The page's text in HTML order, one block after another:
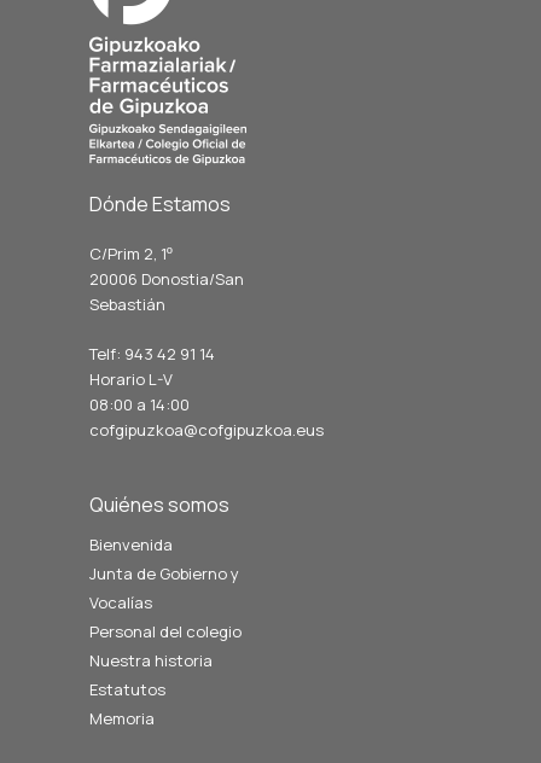
Dónde Estamos
C/Prim 2, 1º
20006 Donostia/San
Sebastián
Telf: 943 42 91 14
Horario L-V
08:00 a 14:00
cofgipuzkoa@cofgipuzkoa.eus
Quiénes somos
Bienvenida
Junta de Gobierno y
Vocalías
Personal del colegio
Nuestra historia
Estatutos
Memoria